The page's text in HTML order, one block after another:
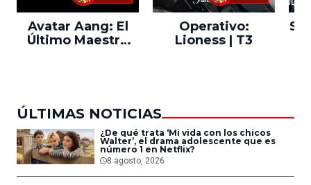
Avatar Aang: El
Último Maestro
Operativo:
Lioness | T3
ÚLTIMAS NOTICIAS
¿De qué trata ‘Mi vida con los chicos
Walter’, el drama adolescente que es
número 1 en Netflix?
8 agosto, 2026